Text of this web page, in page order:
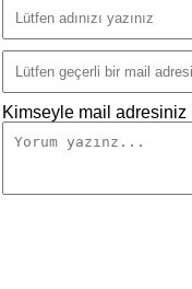
Kimseyle mail adresiniz